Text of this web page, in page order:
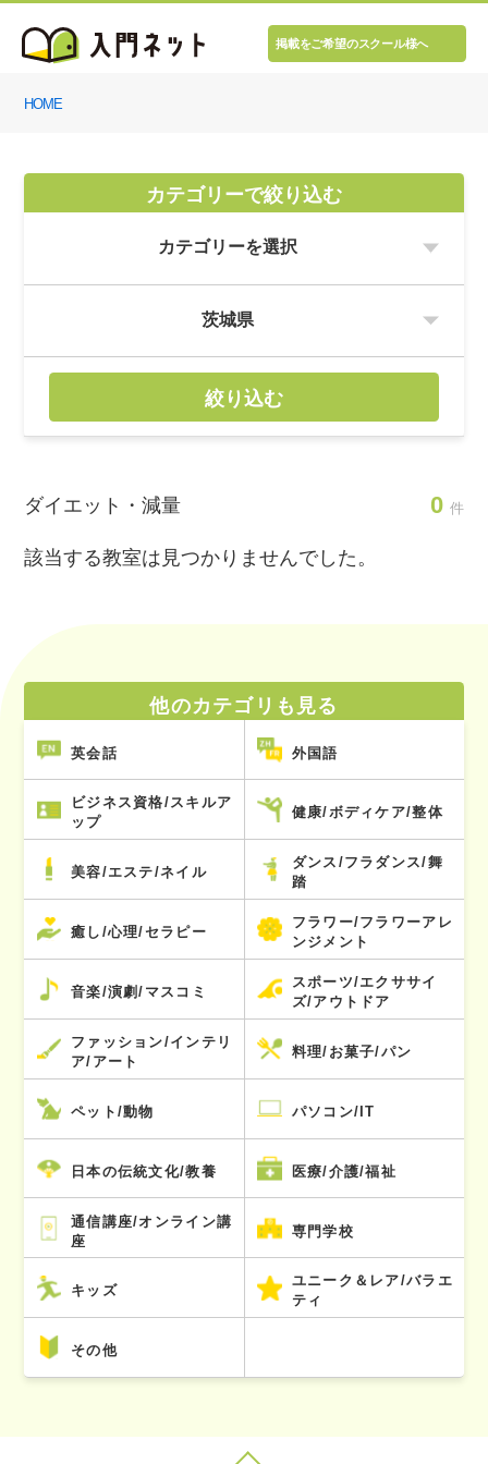
掲載をご希望のスクール様へ
HOME
カテゴリーで絞り込む
絞り込む
ダイエット・減量 0 件
該当する教室は見つかりませんでした。
他のカテゴリも見る
英会話 外国語
ビジネス資格/スキルア
ップ
健康/ボディケア/整体
美容/エステ/ネイル
ダンス/フラダンス/舞
踏
癒し/心理/セラピー
フラワー/フラワーアレ
ンジメント
音楽/演劇/マスコミ
スポーツ/エクササイ
ズ/アウトドア
ファッション/インテリ
ア/アート
料理/お菓子/パン
ペット/動物 パソコン/IT
日本の伝統文化/教養 医療/介護/福祉
通信講座/オンライン講
座
専門学校
キッズ
ユニーク＆レア/バラエ
ティ
その他